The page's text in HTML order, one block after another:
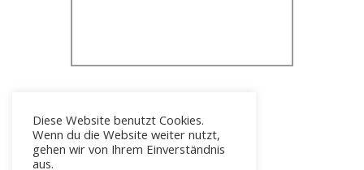
Diese Website benutzt Cookies.
Wenn du die Website weiter nutzt,
gehen wir von Ihrem Einverständnis
aus.